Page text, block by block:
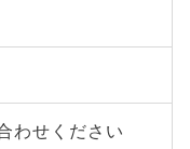
わせください